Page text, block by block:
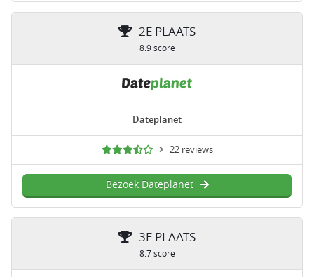
2E PLAATS
8.9 score
Dateplanet
22 reviews
Bezoek Dateplanet
3E PLAATS
8.7 score